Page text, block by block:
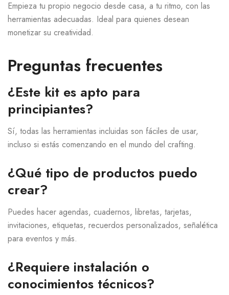
Empieza tu propio negocio desde casa, a tu ritmo, con las
herramientas adecuadas. Ideal para quienes desean
monetizar su creatividad.
Preguntas frecuentes
¿Este kit es apto para
principiantes?
Sí, todas las herramientas incluidas son fáciles de usar,
incluso si estás comenzando en el mundo del crafting.
¿Qué tipo de productos puedo
crear?
Puedes hacer agendas, cuadernos, libretas, tarjetas,
invitaciones, etiquetas, recuerdos personalizados, señalética
para eventos y más.
¿Requiere instalación o
conocimientos técnicos?